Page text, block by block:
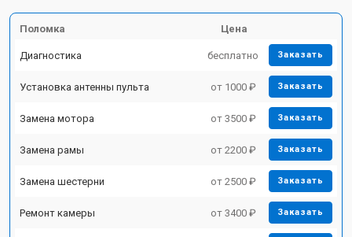
Поломка Цена
Диагностика бесплатно Заказать
Установка антенны пульта от 1000 ₽ Заказать
Замена мотора от 3500 ₽ Заказать
Замена рамы от 2200 ₽ Заказать
Замена шестерни от 2500 ₽ Заказать
Ремонт камеры от 3400 ₽ Заказать